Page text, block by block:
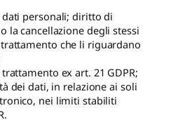
personali; diritto di
la cancellazione degli stessi
che li riguardano
ex art. 21 GDPR;
dei dati, in relazione ai soli
nei limiti stabiliti